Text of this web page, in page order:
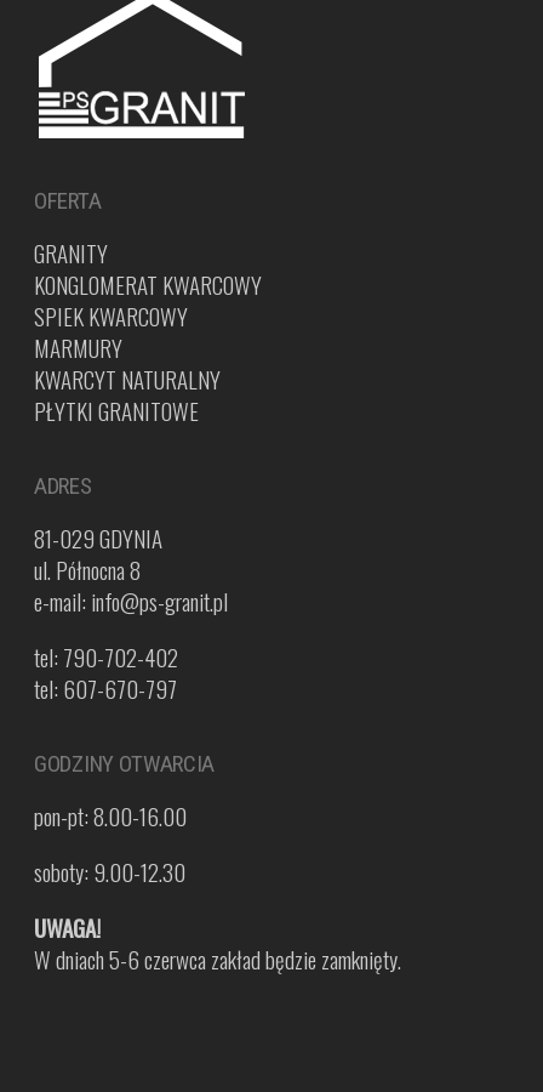
OFERTA
GRANITY
KONGLOMERAT KWARCOWY
SPIEK KWARCOWY
MARMURY
KWARCYT NATURALNY
PŁYTKI GRANITOWE
ADRES
81-029 GDYNIA
ul. Północna 8
e-mail: info@ps-granit.pl
tel: 790-702-402
tel: 607-670-797
GODZINY OTWARCIA
pon-pt: 8.00-16.00
soboty: 9.00-12.30
UWAGA!
W dniach 5-6 czerwca zakład będzie zamknięty.